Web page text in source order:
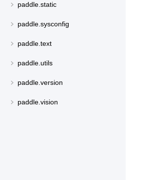
paddle.static
paddle.sysconfig
paddle.text
paddle.utils
paddle.version
paddle.vision